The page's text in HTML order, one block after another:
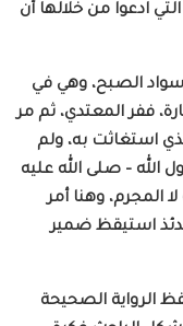
ادعوا من خلالها أن
سواد الصبح، وهي في
ففر المعتدي، ثم مر
استغاثت به، ولم
الله – صلى الله عليه
المجرم، وهنا أمر
استيقظ ضمير
الرواية الصحيحة